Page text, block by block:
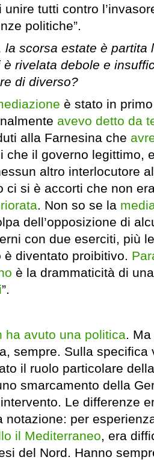
unire tutti contro
politiche”.
la scorsa estate è partita
è rivelata debole e
di diverso?
è stato in
avevo detto da
alla Farnesina che
che il governo legittimo,
altro interlocutore
ci si è accorti che non
. Non so se la
dell’opposizione di
con due eserciti, più
è diventato proibitivo.
è la drammaticità di
”.
ha avuto una politica.
sempre. Sulla
il ruolo particolare
smarcamento della
Le differenze
notazione: per
il Mediterraneo, era
del Nord. Hanno